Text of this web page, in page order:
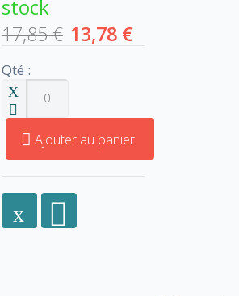
stock
17,85 € 13,78 €
Qté :
Ajouter au panier